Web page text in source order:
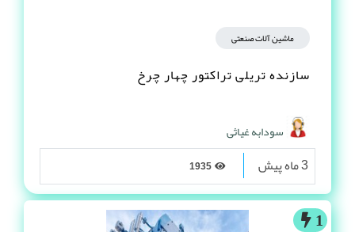
ماشین آلات صنعتی
سازنده تریلی تراکتور چهار چرخ
سودابه غیاثی
3 ماه پیش
1